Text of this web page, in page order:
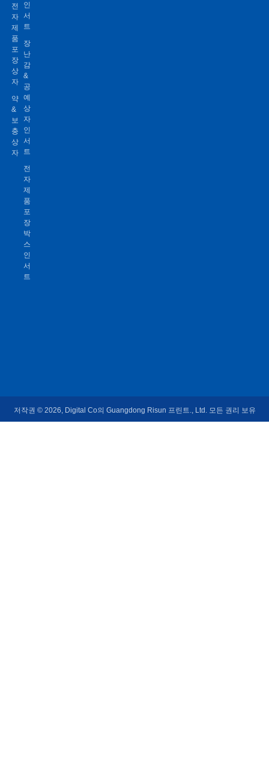
전
자
제
품
포
장
상
자
약
&
보
충
상
자
인
서
트
장
난
감
&
공
예
상
자
인
서
트
전
자
제
품
포
장
박
스
인
서
트
저작권 © 2026, Digital Co의 Guangdong Risun 프린트., Ltd. 모든 권리 보유